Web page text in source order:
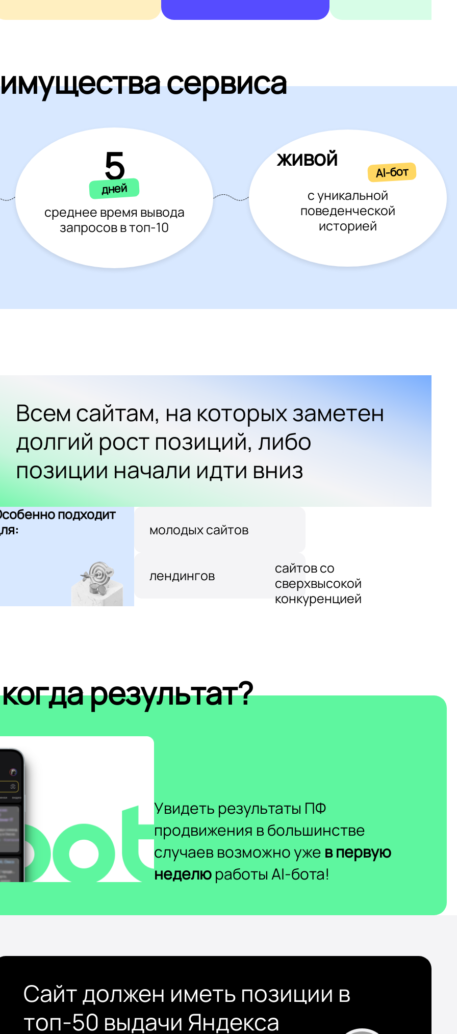
сервиса
5
дней
среднее время вывода
запросов в топ-10
живой
AI-бот
с уникальной
поведенческой
историей
Всем сайтам, на которых заметен
долгий рост позиций, либо
позиции начали идти вниз
подходит
молодых сайтов
лендингов
сайтов со
сверхвысокой
конкуренцией
результат?
Увидеть результаты ПФ
продвижения в большинстве
случаев возможно уже в первую
неделюработы AI-бота!
Сайт должен иметь позиции в
топ-50 выдачи Яндекса